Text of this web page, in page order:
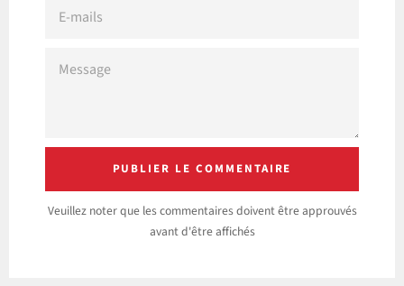
MAILS
Veuillez noter que les commentaires doivent être approuvés
avant d'être affichés